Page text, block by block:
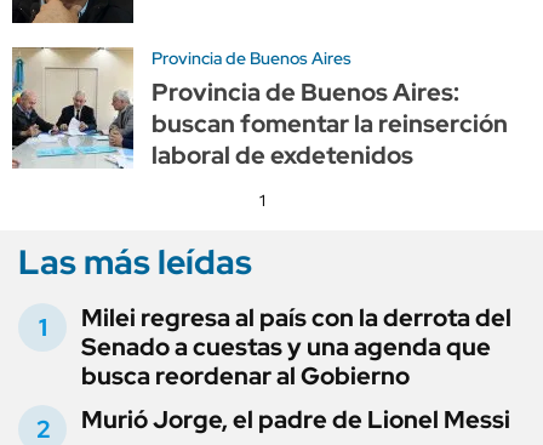
Provincia de Buenos Aires
Provincia de Buenos Aires:
buscan fomentar la reinserción
laboral de exdetenidos
1
Las más leídas
Milei regresa al país con la derrota del
Senado a cuestas y una agenda que
busca reordenar al Gobierno
Murió Jorge, el padre de Lionel Messi